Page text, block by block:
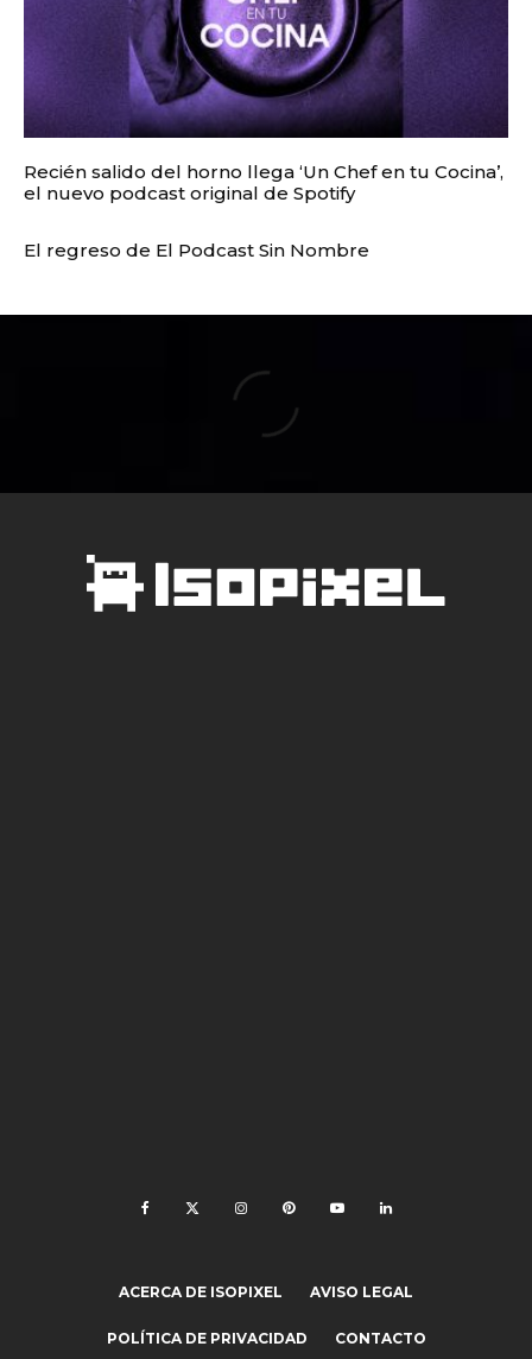
Recién salido del horno llega ‘Un Chef en tu Cocina’,
el nuevo podcast original de Spotify
El regreso de El Podcast Sin Nombre
ACERCA DE ISOPIXEL AVISO LEGAL
POLÍTICA DE PRIVACIDAD CONTACTO